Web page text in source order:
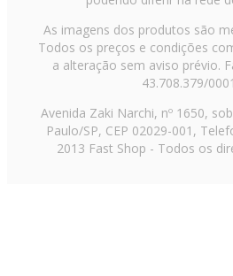
As imagens dos produtos são
Todos os preços e condições
a alteração sem aviso prévio.
43.708.379/
Avenida Zaki Narchi, nº 1650,
Paulo/SP, CEP 02029-001,
2013 Fast Shop - Todos os